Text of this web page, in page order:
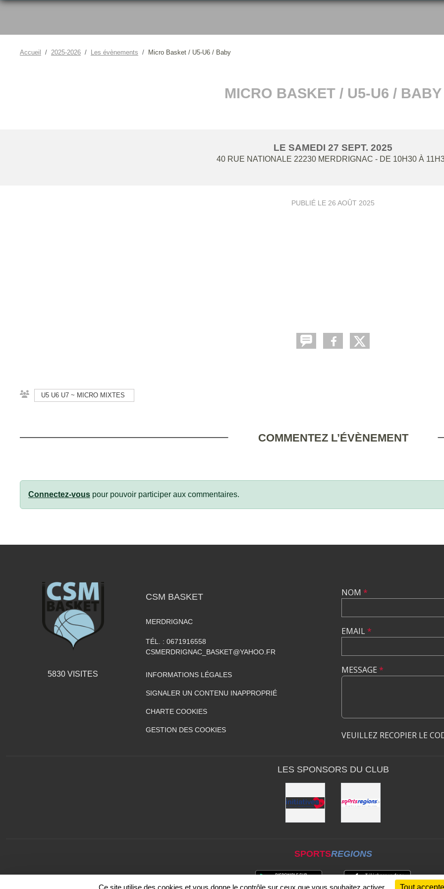
Accueil 2025-2026 Les évènements Micro Basket / U5-U6 / Baby
MICRO BASKET / U5-U6 / BABY
LE SAMEDI 27 SEPT. 2025
40 RUE NATIONALE 22230 MERDRIGNAC - DE 10H30 À
PUBLIÉ LE 26 AOÛT 2025
U5 U6 U7 ~ MICRO MIXTES
COMMENTEZ L’ÉVÈNEMENT
Connectez-vous pour pouvoir participer aux commentaires.
5830 VISITES
CSM BASKET
MERDRIGNAC
TÉL. : 0671916558
CSMERDRIGNAC_BASKET@YAHOO.FR
INFORMATIONS LÉGALES
SIGNALER UN CONTENU INAPPROPRIÉ
CHARTE COOKIES
GESTION DES COOKIES
NOM *
EMAIL*
MESSAGE *
VEUILLEZ RECOPIER LE
LES SPONSORS DU CLUB
SPORTSREGIONS
Ce site utilise des cookies et vous donne le contrôle sur ceux que vous souhaitez activer Tout